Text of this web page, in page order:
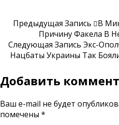
Предыдущая Запись
В
Причину Факела В
Следующая Запись Экс-
Нацбаты Украины Так
Добавить
Ваш e-mail не будет
помечены *